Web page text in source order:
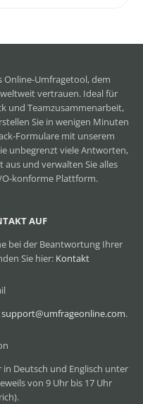
Online-Umfragetool, dem
vertrauen. Ideal für
und Teamzusammenarbeit,
Sie in wenigen Minuten
Formulare mit unserem
unbegrenzt viele Antworten,
aus und verwalten Sie alles
konforme Plattform.
AUF
bei der Beantwortung Ihrer
Sie hier: Kontakt
support@umfrageonline.com.
Deutsch und Englisch unter
von 9 Uhr bis 17 Uhr